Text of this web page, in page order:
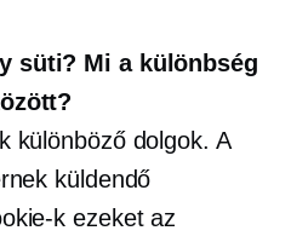
süti? Mi a különbség
különböző dolgok. A
küldendő
k ezeket az